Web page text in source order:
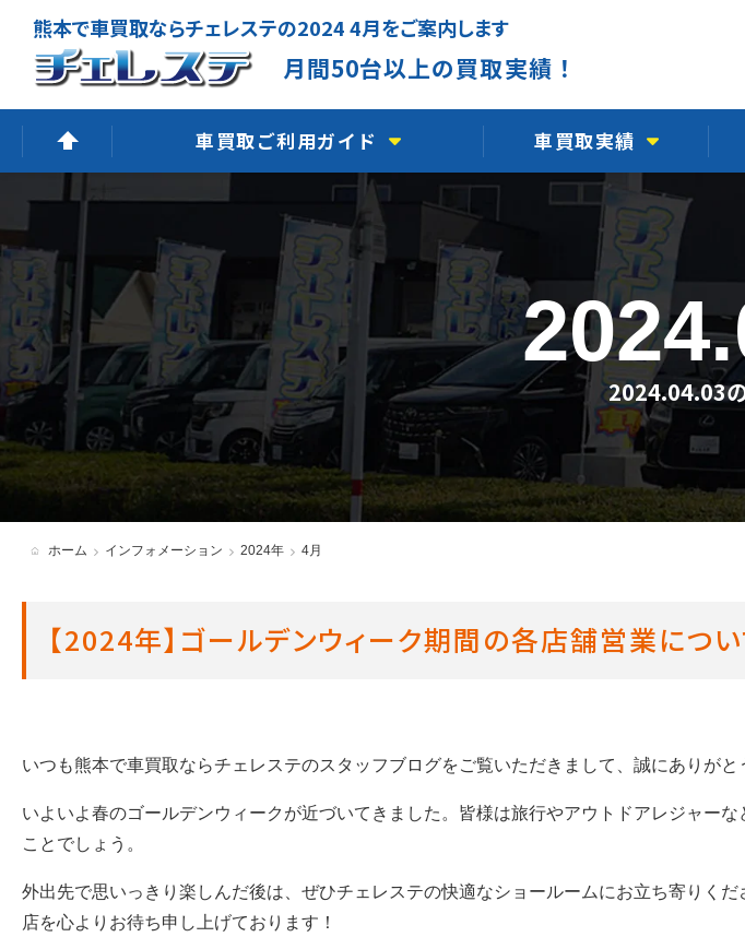
熊本で車買取ならチェレステの2024 4月をご案内します
月間50台以上の買取実績！
車買取ご利用ガイド
高価買取できる理由
無料出張査定
廃車買取査定
LINE査定
よくあるご質問
車買取の流れ
各種必要書類・ダウンロード
車買取実績
軽自動車買取実績
国産車買取実績
輸入車買取実績
事故車買取実績
故障車買取実績
水没車買取実績
2024.04.03の
ホーム インフォメーション 2024年 4月
【2024年】ゴールデンウィーク期間の各店舗営業につい
いつも熊本で車買取ならチェレステのスタッフブログをご覧いただきまして、誠にありがと
いよいよ春のゴールデンウィークが近づいてきました。皆様は旅行やアウトドアレジャー
ことでしょう。
外出先で思いっきり楽しんだ後は、ぜひチェレステの快適なショールームにお立ち寄りく
店を心よりお待ち申し上げております！